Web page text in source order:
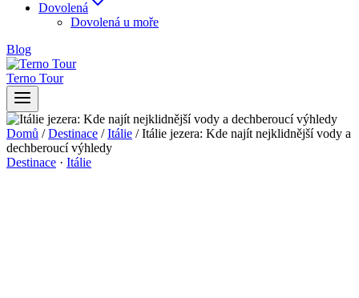
Dovolená
Dovolená u moře
Blog
Terno Tour
Domů / Destinace / Itálie / Itálie jezera: Kde najít nejklidnější vody a
dechberoucí výhledy
Destinace · Itálie